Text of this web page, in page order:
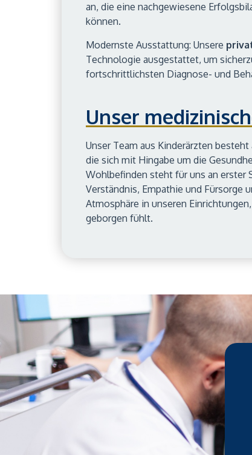
an, die eine nachgewiesene
können.
Modernste Ausstattung: Unsere
Technologie ausgestattet, um
fortschrittlichsten Diagnose- und
Unser
Unser Team aus Kinderärzten
die sich mit Hingabe um die
Wohlbefinden steht für uns an erster
Verständnis, Empathie und Fürsorge
Atmosphäre in unseren
geborgen fühlt.